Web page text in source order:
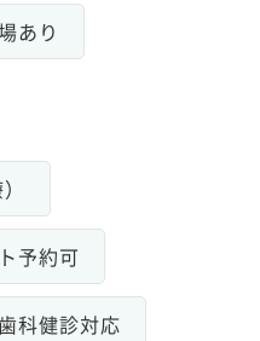
あり
予約可
科健診対応